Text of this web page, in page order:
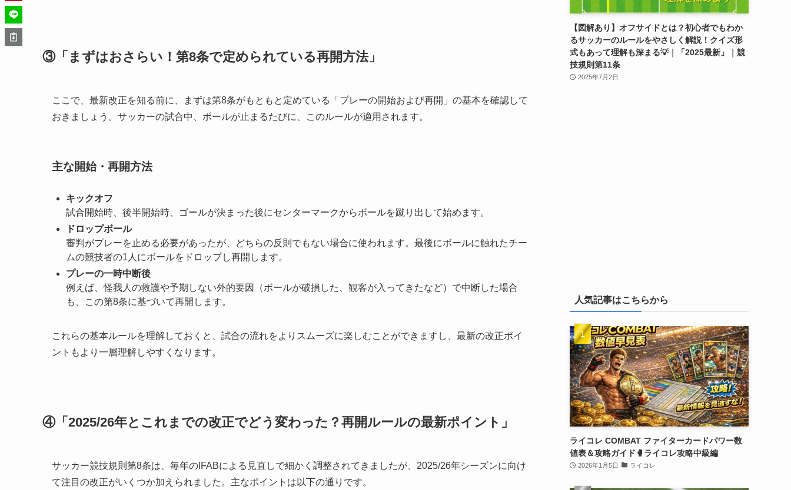
③「まずはおさらい！第8条で定められている再開方法」
ここで、最新改正を知る前に、まずは第8条がもともと定めている「プレーの開始および再開」の基本を確認して
おきましょう。サッカーの試合中、ボールが止まるたびに、このルールが適用されます。
主な開始・再開方法
キックオフ
試合開始時、後半開始時、ゴールが決まった後にセンターマークからボールを蹴り出して始めます。
ドロップボール
審判がプレーを止める必要があったが、どちらの反則でもない場合に使われます。最後にボールに触れたチー
ムの競技者の1人にボールをドロップし再開します。
プレーの一時中断後
例えば、怪我人の救護や予期しない外的要因（ボールが破損した、観客が入ってきたなど）で中断した場合
も、この第8条に基づいて再開します。
これらの基本ルールを理解しておくと、試合の流れをよりスムーズに楽しむことができますし、最新の改正ポイ
ントもより一層理解しやすくなります。
④「2025/26年とこれまでの改正でどう変わった？再開ルールの最新ポイント」
サッカー競技規則第8条は、毎年のIFABによる見直しで細かく調整されてきましたが、2025/26年シーズンに向け
て注目の改正がいくつか加えられました。主なポイントは以下の通りです。
【図解あり】オフサイドとは？初心者でもわか
るサッカーのルールをやさしく解説！クイズ形
式もあって理解も深まる💡｜「2025最新」｜競
技規則第11条
2025年7月2日
人気記事はこちらから
ライコレ COMBAT ファイターカードパワー数
値表＆攻略ガイド🥊ライコレ攻略中級編
2026年1月5日 ライコレ